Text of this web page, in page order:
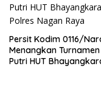
Persit Kodim 0116/
Menangkan
Putri HUT